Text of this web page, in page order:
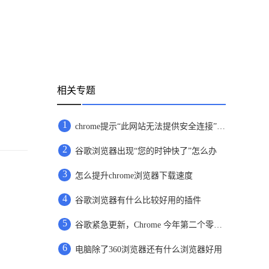
相关专题
1 chrome提示“此网站无法提供安全连接”怎么办
2 谷歌浏览器出现“您的时钟快了”怎么办
3 怎么提升chrome浏览器下载速度
4 谷歌浏览器有什么比较好用的插件
5 谷歌紧急更新，Chrome 今年第二个零日漏洞曝光！
6 电脑除了360浏览器还有什么浏览器好用